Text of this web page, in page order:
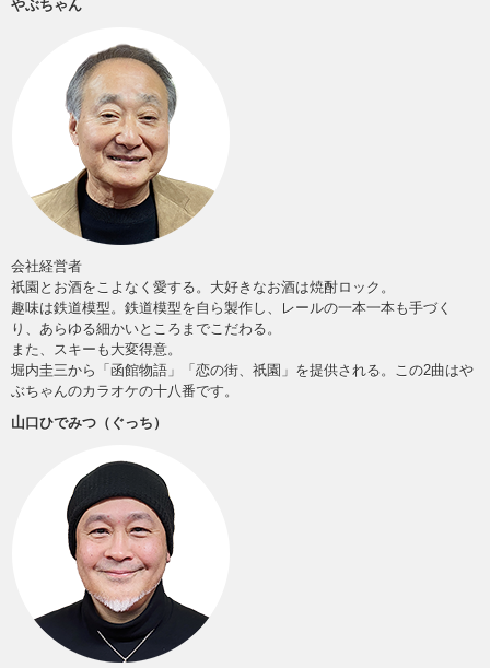
やぶちゃん
会社経営者
祇園とお酒をこよなく愛する。大好きなお酒は焼酎ロック。
趣味は鉄道模型。鉄道模型を自ら製作し、レールの一本一本も手づく
り、あらゆる細かいところまでこだわる。
また、スキーも大変得意。
堀内圭三から「函館物語」「恋の街、祇園」を提供される。この2曲はや
ぶちゃんのカラオケの十八番です。
山口ひでみつ（ぐっち）